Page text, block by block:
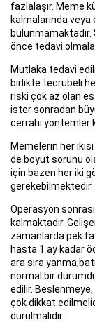
fazlalaşır. Meme
kalmalarında veya
bulunmamaktadır.
önce tedavi
Mutlaka tedavi
birlikte tecrübeli
riski çok az olan
ister sonradan
cerrahi yöntemler
Memelerin her
de boyut sorunu
için bazen her iki
gerekebilmektedir.
Operasyon
kalmaktadır.
zamanlarda pek
hasta 1 ay kadar
ara sıra
normal bir
edilir. Beslenmeye,
çok dikkat
durulmalıdır.